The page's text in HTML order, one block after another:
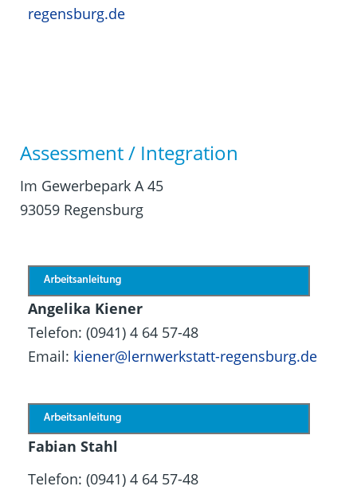
regensburg.de
Assessment / Integration
Im Gewerbepark A 45
93059 Regensburg
Angelika Kiener
Telefon: (0941) 4 64 57-48
Email: kiener@lernwerkstatt-regensburg.de
Fabian Stahl
Telefon: (0941) 4 64 57-48